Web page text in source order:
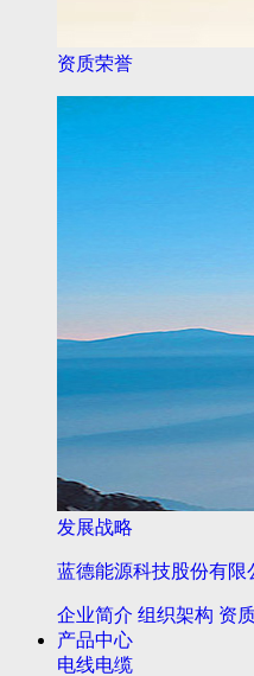
资质荣誉
发展战略
蓝德能源科技股份有限
企业简介 组织架构 资
产品中心
电线电缆